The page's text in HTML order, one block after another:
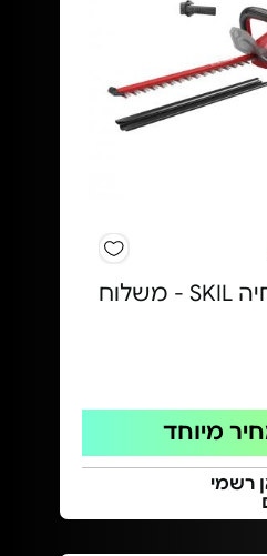
גוזם גדר חיה SKIL - משלוח
מיוחד
רשמי